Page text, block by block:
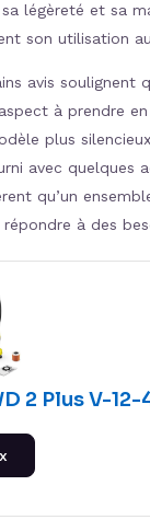
légèreté et sa
son utilisation
avis soulignent
à prendre
plus
avec quelques
qu’un
à des
2 Plus V-12-